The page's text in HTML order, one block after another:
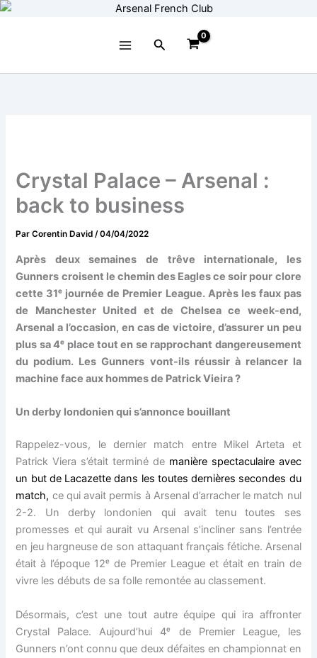
Aller
Rechercher
Crystal Palace – Arsenal :
back to business
ParCorentin David/04/04/2022
Après deux semaines de trêve internationale, les
Gunners croisent le chemin des Eagles ce soir pour clore
cette 31ᵉ journée de Premier League. Après les faux pas
de Manchester United et de Chelsea ce week-end,
Arsenal a l’occasion, en cas de victoire, d’assurer un peu
plus sa 4ᵉ place tout en se rapprochant dangereusement
du podium. Les Gunners vont-ils réussir à relancer la
machine face aux hommes de Patrick Vieira ?
Un derby londonien qui s’annonce bouillant
Rappelez-vous, le dernier match entre Mikel Arteta et
Patrick Viera s’était terminé de manière spectaculaire avec
un but de Lacazette dans les toutes dernières secondes du
match, ce qui avait permis à Arsenal d’arracher le match nul
2-2. Un derby londonien qui avait tenu toutes ses
promesses et qui aurait vu Arsenal s’incliner sans l’entrée
en jeu hargneuse de son attaquant français fétiche. Arsenal
était à l’époque 12ᵉ de Premier League et était en train de
vivre les débuts de sa folle remontée au classement.
Désormais, c’est une tout autre équipe qui ira affronter
Crystal Palace. Aujourd’hui 4ᵉ de Premier League, les
Gunners n’ont connu que deux défaites en championnat en